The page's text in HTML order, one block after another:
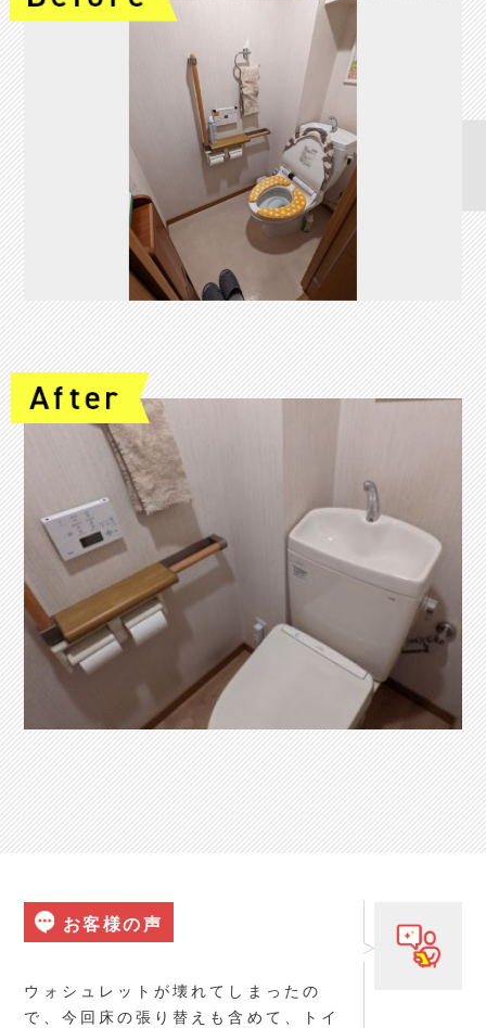
お客様の声
ウォシュレットが壊れてしまったの
で、今回床の張り替えも含めて、トイ